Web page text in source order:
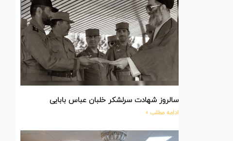
سالروز شهادت سرلشکر خلبان عباس بابایی
ادامه مطلب »